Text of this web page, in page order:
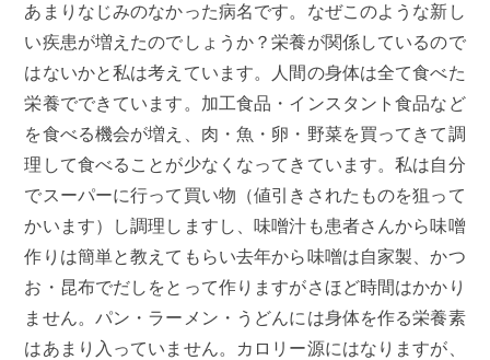
あまりなじみのなかった病名です。なぜこのような新し
い疾患が増えたのでしょうか？栄養が関係しているので
はないかと私は考えています。人間の身体は全て食べた
栄養でできています。加工食品・インスタント食品など
を食べる機会が増え、肉・魚・卵・野菜を買ってきて調
理して食べることが少なくなってきています。私は自分
でスーパーに行って買い物（値引きされたものを狙って
かいます）し調理しますし、味噌汁も患者さんから味噌
作りは簡単と教えてもらい去年から味噌は自家製、かつ
お・昆布でだしをとって作りますがさほど時間はかかり
ません。パン・ラーメン・うどんには身体を作る栄養素
はあまり入っていません。カロリー源にはなりますが、